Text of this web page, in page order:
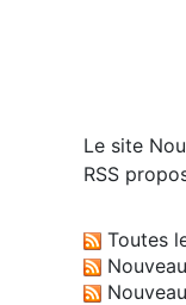
Le site
RSS
Toutes